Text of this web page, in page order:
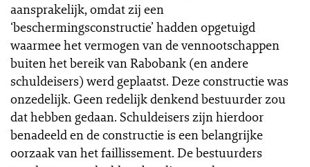
aansprakelijk, omdat zij een
‘beschermingsconstructie’ hadden opgetuigd
waarmee het vermogen van de vennootschappen
buiten het bereik van Rabobank (en andere
schuldeisers) werd geplaatst. Deze constructie was
onzedelijk. Geen redelijk denkend bestuurder zou
dat hebben gedaan. Schuldeisers zijn hierdoor
benadeeld en de constructie is een belangrijke
oorzaak van het faillissement. De bestuurders